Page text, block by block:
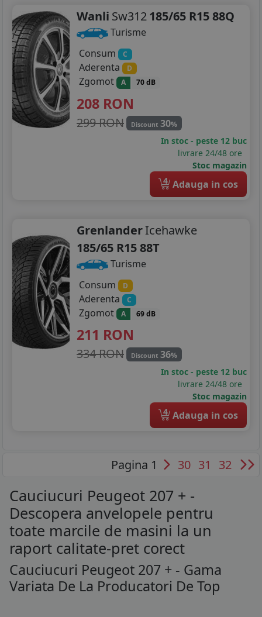
Wanli Sw312185/65 R15 88Q
Turisme
Consum
C
Aderenta D
Zgomot A 70 dB
208 RON
299 RON Discount 30%
In stoc - peste 12 buc
livrare 24/48 ore
Stoc magazin
4 Adauga in cos
GrenlanderIcehawke
185/65 R15 88T
Turisme
Consum
D
Aderenta C
Zgomot A 69 dB
211 RON
334 RON Discount 36%
In stoc - peste 12 buc
livrare 24/48 ore
Stoc magazin
4 Adauga in cos
Pagina 1 30 31 32
Cauciucuri Peugeot 207 + -
Descopera anvelopele pentru
toate marcile de masini la un
raport calitate-pret corect
Cauciucuri Peugeot 207 + - Gama
Variata De La Producatori De Top